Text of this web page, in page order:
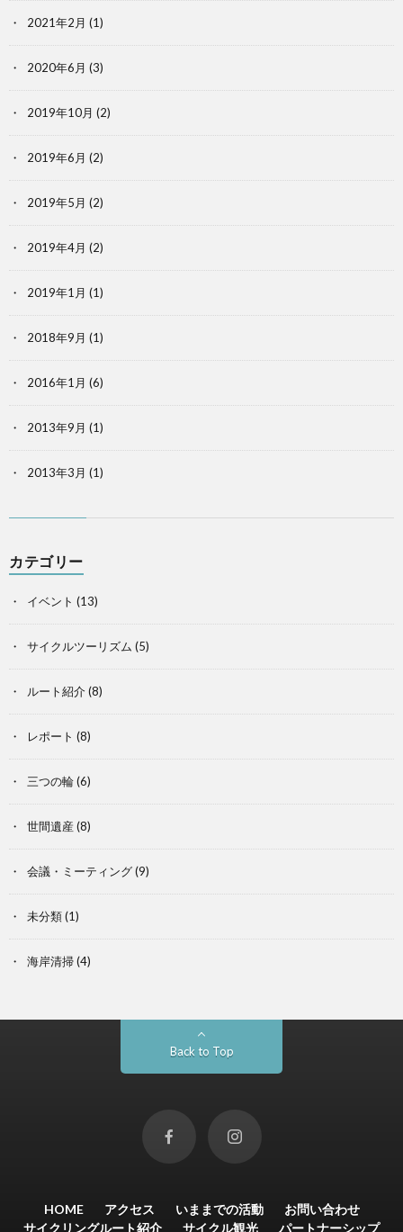
2021年2月 (1)
2020年6月 (3)
2019年10月 (2)
2019年6月 (2)
2019年5月 (2)
2019年4月 (2)
2019年1月 (1)
2018年9月 (1)
2016年1月 (6)
2013年9月 (1)
2013年3月 (1)
カテゴリー
イベント (13)
サイクルツーリズム (5)
ルート紹介(8)
レポート (8)
三つの輪(6)
世間遺産 (8)
会議・ミーティング(9)
未分類(1)
海岸清掃(4)
Back to Top
HOME アクセス いままでの活動
お問い合わせ
サイクリングルート紹介
サイクル観光 パートナーシップ